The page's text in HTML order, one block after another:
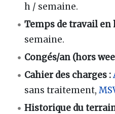
h / semaine.
Temps de travail en
semaine.
Congés/an (hors
Cahier des charges :
sans traitement,
Historique du